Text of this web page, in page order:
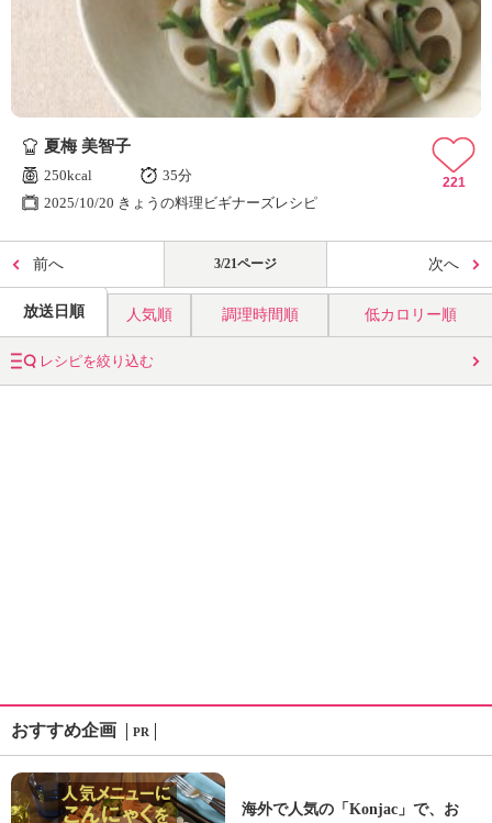
夏梅 美智子
250kcal
35分
2025/10/20 きょうの料理ビギナーズレシピ
221
前へ 3/21ページ 次へ
放送日順 人気順 調理時間順 低カロリー順
レシピを絞り込む
おすすめ企画 PR
海外で人気の「Konjac」で、お